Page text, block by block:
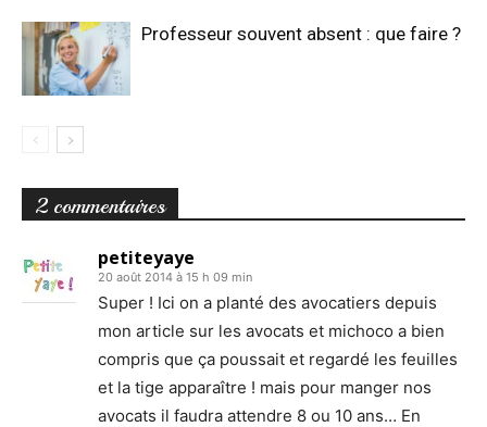
Professeur souvent absent : que faire ?
2 commentaires
petiteyaye
20 août 2014 à 15 h 09 min
Super ! Ici on a planté des avocatiers depuis
mon article sur les avocats et michoco a bien
compris que ça poussait et regardé les feuilles
et la tige apparaître ! mais pour manger nos
avocats il faudra attendre 8 ou 10 ans… En